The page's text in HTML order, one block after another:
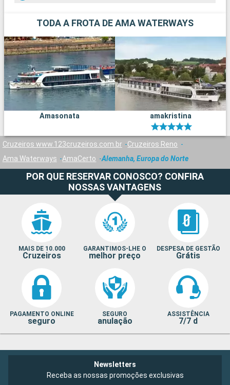
TODA A FROTA DE AMA WATERWAYS
Amasonata amakristina
Cruzeiros www.123cruzeiros.com.br
Cruzeiros Reno
Ama Waterways
AmaCerto Alemanha, Europa do Norte
POR QUE RESERVAR CONOSCO? CONFIRA
NOSSAS VANTAGENS
MAIS DE 10.000
Cruzeiros
GARANTIMOS-LHE O
melhor preço
DESPESA DE GESTÃO
Grátis
PAGAMENTO ONLINE
seguro
SEGURO
anulação
ASSISTÊNCIA
7/7 d
Newsletters
Receba as nossas promoções exclusivas